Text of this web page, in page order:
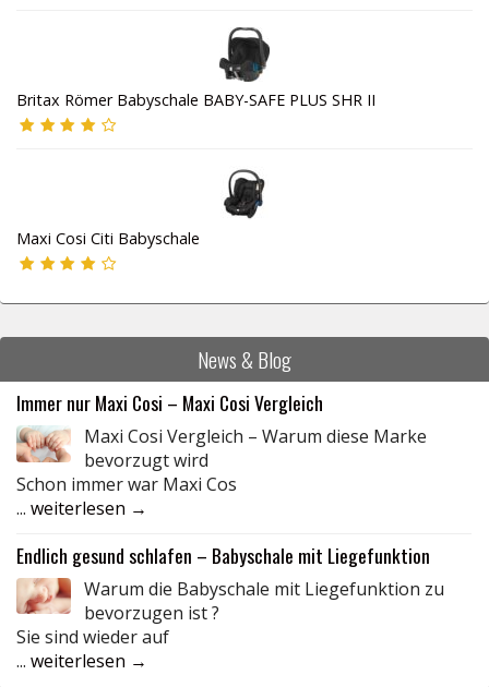
Britax Römer Babyschale BABY-SAFE PLUS SHR II
Maxi Cosi Citi Babyschale
News & Blog
Immer nur Maxi Cosi – Maxi Cosi Vergleich
Maxi Cosi Vergleich – Warum diese Marke
bevorzugt wird
Schon immer war Maxi Cos
... weiterlesen →
Endlich gesund schlafen – Babyschale mit Liegefunktion
Warum die Babyschale mit Liegefunktion zu
bevorzugen ist ?
Sie sind wieder auf
... weiterlesen →